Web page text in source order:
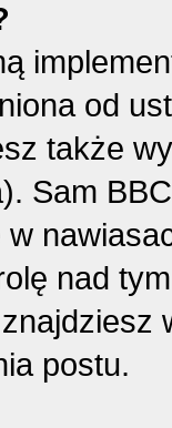
od
także
Sam
nad
postu.